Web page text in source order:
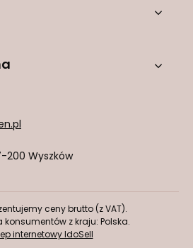
200 Wyszków
ceny brutto (z VAT).
konsumentów z kraju: Polska.